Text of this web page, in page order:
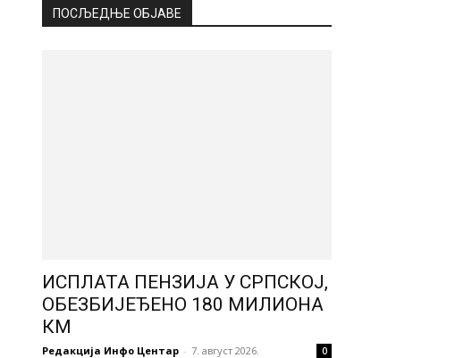
ПОСЉЕДЊЕ ОБЈАВЕ
ИСПЛАТА ПЕНЗИЈА У СРПСКОЈ,
ОБЕЗБИЈЕЂЕНО 180 МИЛИОНА
КМ
Редакција Инфо Центар - 7. август 2026. 0